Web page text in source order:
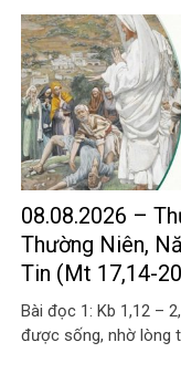
08.08.2026 –
Thường Niên,
Tin (Mt 17,14-
Bài đọc 1: Kb 1,12 –
được sống, nhờ lòng